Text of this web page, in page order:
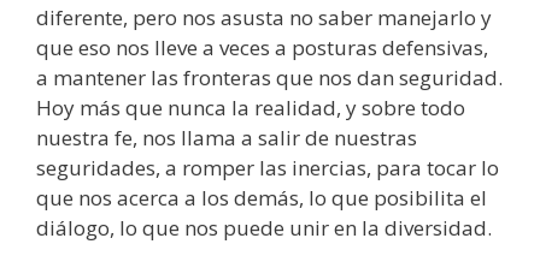
diferente, pero nos asusta no saber manejarlo y
que eso nos lleve a veces a posturas defensivas,
a mantener las fronteras que nos dan seguridad.
Hoy más que nunca la realidad, y sobre todo
nuestra fe, nos llama a salir de nuestras
seguridades, a romper las inercias, para tocar lo
que nos acerca a los demás, lo que posibilita el
diálogo, lo que nos puede unir en la diversidad.